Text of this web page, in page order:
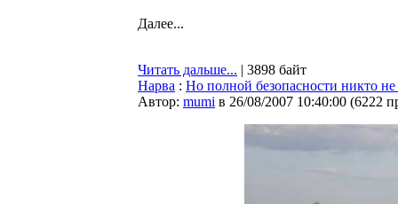
Далее...
Читать дальше... | 3898 байт
Нарва : Но полной безопасности никто
Автор: mumi в 26/08/2007 10:40:00 (6222